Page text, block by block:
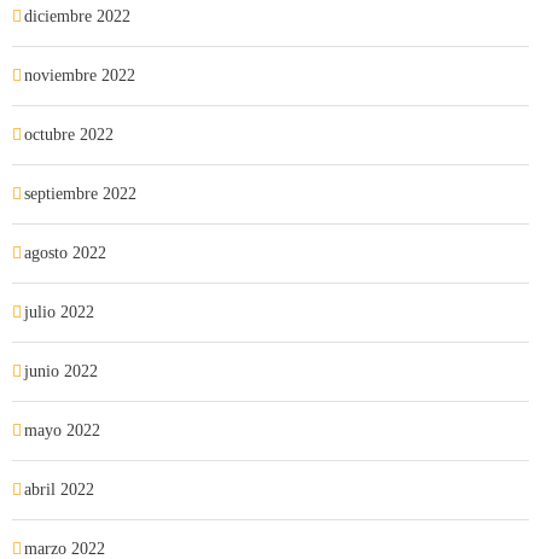
diciembre 2022
noviembre 2022
octubre 2022
septiembre 2022
agosto 2022
julio 2022
junio 2022
mayo 2022
abril 2022
marzo 2022